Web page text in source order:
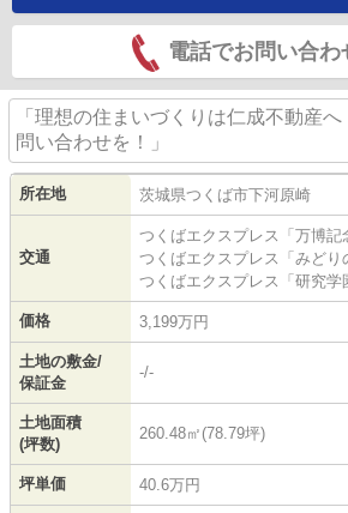
電話でお問い合わ
「理想の住まいづくりは仁成不動産
問い合わせを！」
所在地 茨城県つくば市下河原崎
交通
つくばエクスプレス 「 万博記
つくばエクスプレス 「 みどり
つくばエクスプレス 「 研究学
価格 3,199万円
土地の敷金/
保証金
-/-
土地面積
(坪数)
260.48㎡(78.79坪)
坪単価 40.6万円